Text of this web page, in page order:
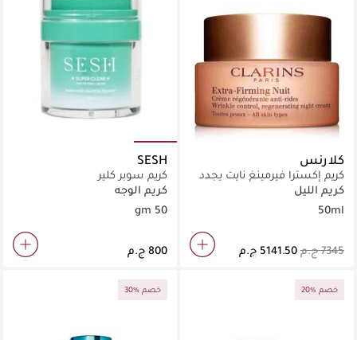
كلارنس
كريم إكسترا فيرمينغ نايت يجدد
البشرة ويقاوم التجاعيد لكل
أنواع البشرة
كريم الليل
50ml
SESH
كريم سوبر كلير
كريم الوجه
50 gm
20% خصم 30% خصم